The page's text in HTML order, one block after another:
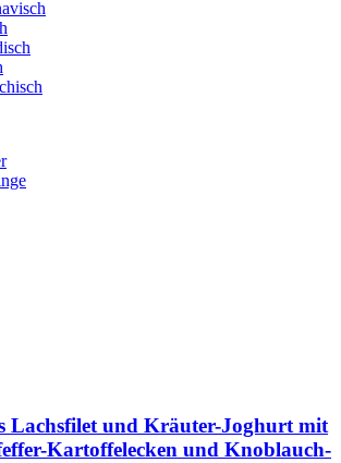
Lachsfilet und Kräuter-Joghurt mit
Kartoffelecken und Knoblauch-